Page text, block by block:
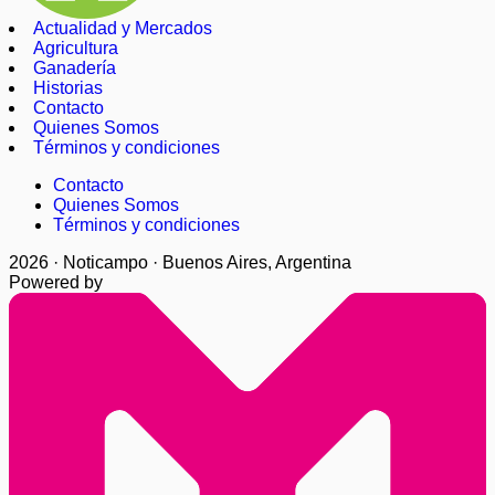
Actualidad y Mercados
Agricultura
Ganadería
Historias
Contacto
Quienes Somos
Términos y condiciones
Contacto
Quienes Somos
Términos y condiciones
2026 · Noticampo · Buenos Aires, Argentina
Powered by